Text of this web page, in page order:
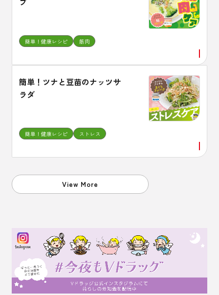
簡単！健康レシピ 筋肉
簡単！ツナと豆苗のナッツサ
ラダ
簡単！健康レシピ ストレス
View More